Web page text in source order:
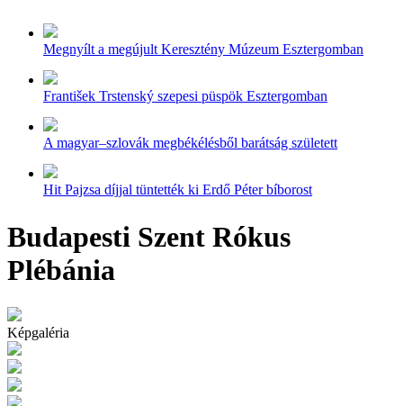
Megnyílt a megújult Keresztény Múzeum Esztergomban
František Trstenský szepesi püspök Esztergomban
A magyar–szlovák megbékélésből barátság született
Hit Pajzsa díjjal tüntették ki Erdő Péter bíborost
Budapesti Szent Rókus
Plébánia
Képgaléria